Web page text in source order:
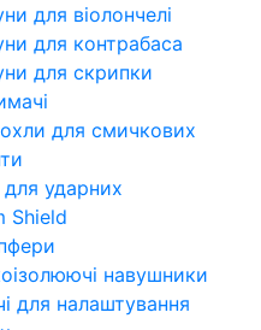
для віолончелі
для контрабаса
для скрипки
для смичкових
ударних
навушники
для налаштування